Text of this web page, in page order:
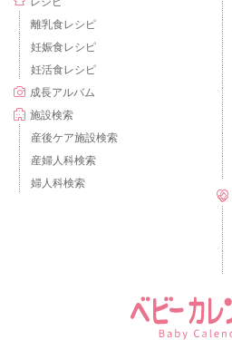
離乳食レシピ
妊娠食レシピ
妊活食レシピ
成長アルバム
施設検索
産後ケア施設検索
産婦人科検索
婦人科検索